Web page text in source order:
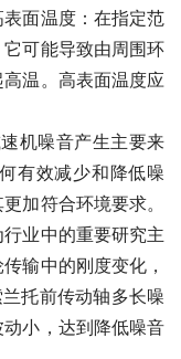
面温度：在指定范
可能导致由周围环
温。高表面温度应
机噪音产生主要来
有效减少和降低噪
加符合环境要求。
业中的重要研究主
输中的刚度变化，
托前传动轴多长噪
小，达到降低噪音